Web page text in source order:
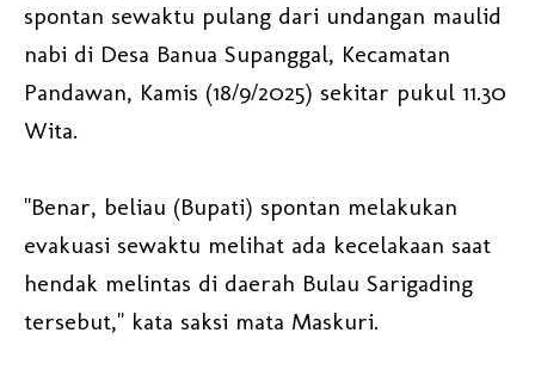
spontan sewaktu pulang dari undangan maulid
nabi di Desa Banua Supanggal, Kecamatan
Pandawan, Kamis (18/9/2025) sekitar pukul 11.30
Wita.
"Benar, beliau (Bupati) spontan melakukan
evakuasi sewaktu melihat ada kecelakaan saat
hendak melintas di daerah Bulau Sarigading
tersebut," kata saksi mata Maskuri.